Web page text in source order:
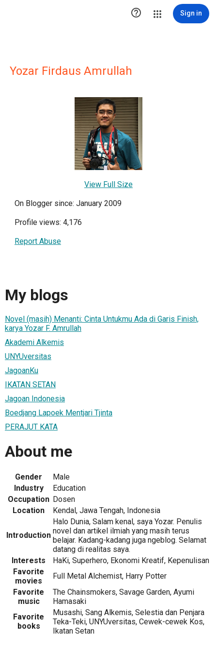
 Sign in
Yozar Firdaus Amrullah
View Full Size
On Blogger since: January 2009
Profile views: 4,176
Report Abuse
My blogs
Novel (masih) Menanti: Cinta Untukmu Ada di Garis Finish,
karya Yozar F. Amrullah
Akademi Alkemis
UNYUversitas
JagoanKu
IKATAN SETAN
Jagoan Indonesia
Boedjang Lapoek Mentjari Tjinta
PERAJUT KATA
About me
Gender
Male
Industry
Education
Occupation Dosen
Location
Kendal, Jawa Tengah, Indonesia
Introduction
Halo Dunia, Salam kenal, saya Yozar. Penulis
novel dan artikel ilmiah yang masih terus
belajar. Kadang-kadang juga ngeblog. Selamat
datang di realitas saya.
Interests
HaKi, Superhero, Ekonomi Kreatif, Kepenulisan
Favorite
movies
Full Metal Alchemist, Harry Potter
Favorite
music
The Chainsmokers, Savage Garden, Ayumi
Hamasaki
Favorite
books
Musashi, Sang Alkemis, Selestia dan Penjara
Teka-Teki, UNYUversitas, Cewek-cewek Kos,
Ikatan Setan